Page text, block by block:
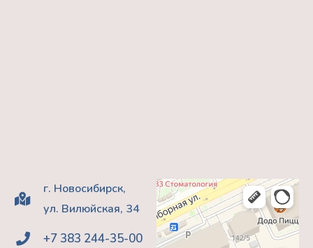
г. Новосибирск,
ул. Вилюйская, 34
+7 383 244-35-00